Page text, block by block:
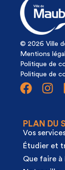
© 2026 Ville
Mentions
Politique de
Politique de
PLAN DU
Vos
Étudier et
Que faire à